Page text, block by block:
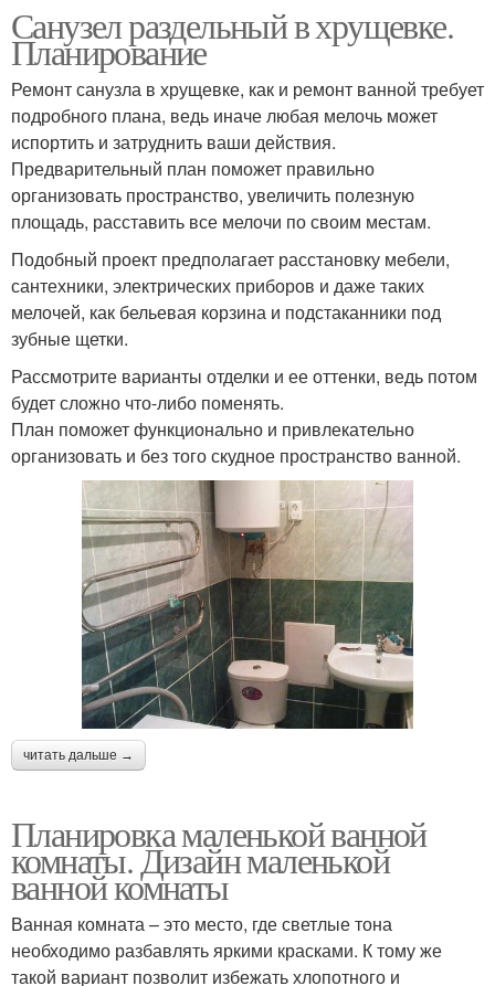
Санузел раздельный в хрущевке.
Планирование
Ремонт санузла в хрущевке, как и ремонт ванной требует
подробного плана, ведь иначе любая мелочь может
испортить и затруднить ваши действия.
Предварительный план поможет правильно
организовать пространство, увеличить полезную
площадь, расставить все мелочи по своим местам.
Подобный проект предполагает расстановку мебели,
сантехники, электрических приборов и даже таких
мелочей, как бельевая корзина и подстаканники под
зубные щетки.
Рассмотрите варианты отделки и ее оттенки, ведь потом
будет сложно что-либо поменять.
План поможет функционально и привлекательно
организовать и без того скудное пространство ванной.
читать дальше →
Планировка маленькой ванной
комнаты. Дизайн маленькой
ванной комнаты
Ванная комната – это место, где светлые тона
необходимо разбавлять яркими красками. К тому же
такой вариант позволит избежать хлопотного и